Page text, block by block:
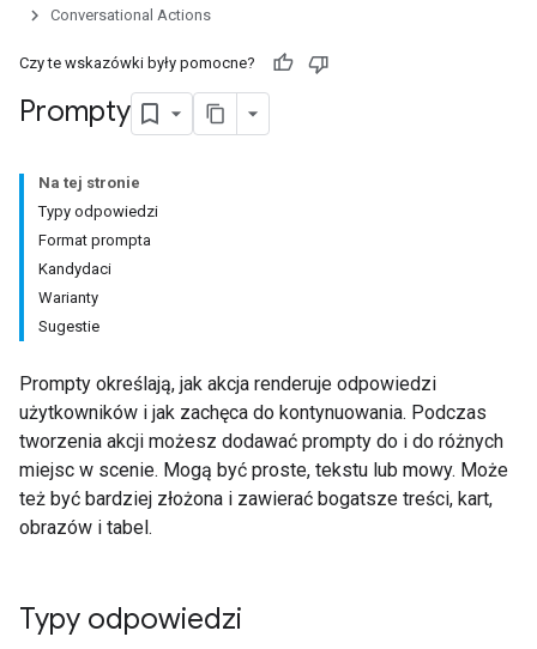
Conversational Actions
Czy te wskazówki były pomocne?
Prompty
Na tej stronie
Typy odpowiedzi
Format prompta
Kandydaci
Warianty
Sugestie
Prompty określają, jak akcja renderuje odpowiedzi
użytkowników i jak zachęca do kontynuowania. Podczas
tworzenia akcji możesz dodawać prompty do i do różnych
miejsc w scenie. Mogą być proste, tekstu lub mowy. Może
też być bardziej złożona i zawierać bogatsze treści, kart,
obrazów i tabel.
Typy odpowiedzi